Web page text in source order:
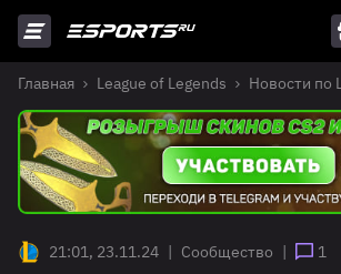
Главная League of Legends Новости по
21:01, 23.11.24 | Сообщество | 1